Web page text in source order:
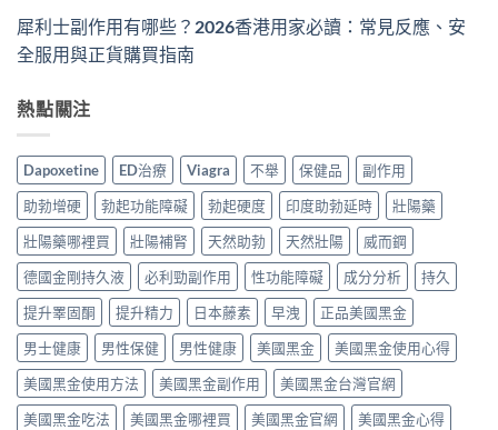
犀利士副作用有哪些？2026香港用家必讀：常見反應、安
全服用與正貨購買指南
熱點關注
Dapoxetine ED治療 Viagra 不舉 保健品
副作用
助勃增硬
勃起功能障礙 勃起硬度 印度助勃延時
壯陽藥
壯陽藥哪裡買
壯陽補腎 天然助勃 天然壯陽
威而鋼
德國金剛持久液
必利勁副作用 性功能障礙 成分分析
持久
提升睪固酮
提升精力 日本藤素 早洩
正品美國黑金
男士健康
男性保健 男性健康 美國黑金
美國黑金使用心得
美國黑金使用方法
美國黑金副作用
美國黑金台灣官網
美國黑金吃法
美國黑金哪裡買 美國黑金官網
美國黑金心得